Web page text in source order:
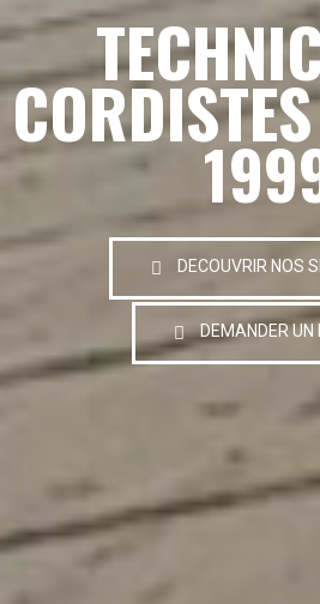
DECOUVRIR NOS
DEMANDER UN